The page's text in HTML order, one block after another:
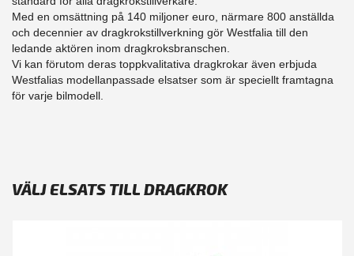
Med en omsättning på 140 miljoner euro, närmare 800 anställda
och decennier av dragkrokstillverkning gör Westfalia till den
ledande aktören inom dragkroksbranschen.
Vi kan förutom deras toppkvalitativa dragkrokar även erbjuda
Westfalias modellanpassade elsatser som är speciellt framtagna
för varje bilmodell.
VÄLJ ELSATS TILL DRAGKROK